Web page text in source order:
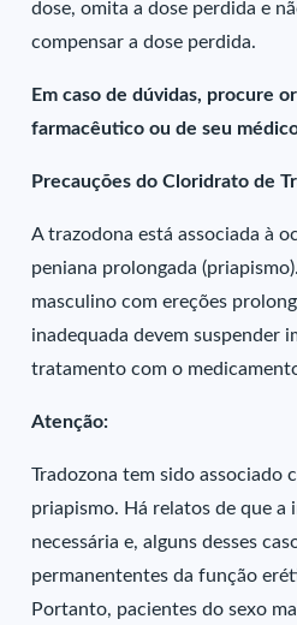
dose, omita a dose perdida e
compensar a dose perdida.
Em caso de dúvidas, procure
farmacêutico ou de seu
Precauções do Cloridrato de
A trazodona está associada à
peniana prolongada
masculino com ereções
inadequada devem suspender
tratamento com o
Atenção:
Tradozona tem sido associado
priapismo. Há relatos de que
necessária e, alguns desses
permanententes da função
Portanto, pacientes do sexo